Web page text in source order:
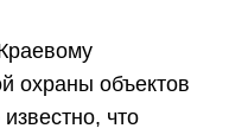
охраны объектов
что